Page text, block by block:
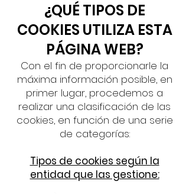
¿QUÉ TIPOS DE
COOKIES UTILIZA ESTA
PÁGINA WEB?
Con el fin de proporcionarle la
máxima información posible, en
primer lugar, procedemos a
realizar una clasificación de las
cookies, en función de una serie
de categorías:
Tipos de cookies según la
entidad que las gestione: